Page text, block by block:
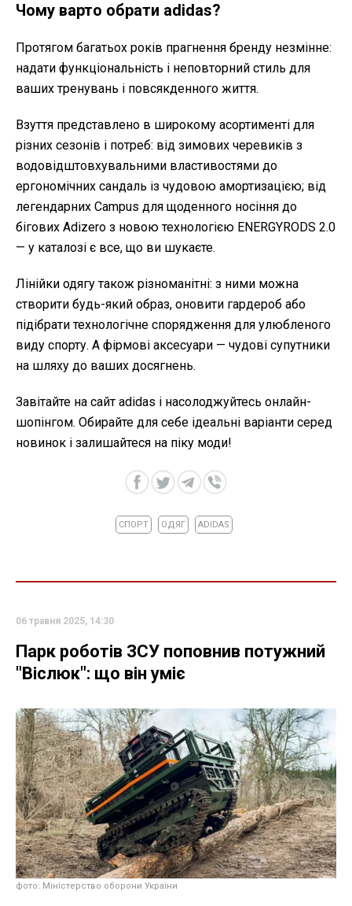
Чому варто обрати adidas?
Протягом багатьох років прагнення бренду незмінне:
надати функціональність і неповторний стиль для
ваших тренувань і повсякденного життя.
Взуття представлено в широкому асортименті для
різних сезонів і потреб: від зимових черевиків з
водовідштовхувальними властивостями до
ергономічних сандаль із чудовою амортизацією; від
легендарних Campus для щоденного носіння до
бігових Adizero з новою технологією ENERGYRODS 2.0
— у каталозі є все, що ви шукаєте.
Лінійки одягу також різноманітні: з ними можна
створити будь-який образ, оновити гардероб або
підібрати технологічне спорядження для улюбленого
виду спорту. А фірмові аксесуари — чудові супутники
на шляху до ваших досягнень.
Завітайте на сайт adidas і насолоджуйтесь онлайн-
шопінгом. Обирайте для себе ідеальні варіанти серед
новинок і залишайтеся на піку моди!
СПОРТ ОДЯГ ADIDAS
06 травня 2025, 14:30
Парк роботів ЗСУ поповнив потужний
"Віслюк": що він уміє
фото: Міністерство оборони України